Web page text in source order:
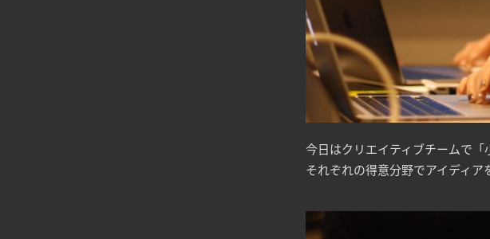
今日はクリエイティブチームで「
それぞれの得意分野でアイディア